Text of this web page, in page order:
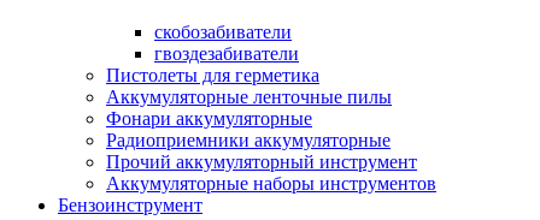
скобозабиватели
гвоздезабиватели
Пистолеты для герметика
Аккумуляторные ленточные пилы
Фонари аккумуляторные
Радиоприемники аккумуляторные
Прочий аккумуляторный инструмент
Аккумуляторные наборы инструментов
Бензоинструмент